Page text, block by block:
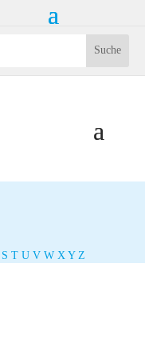
S T U V W X Y Z